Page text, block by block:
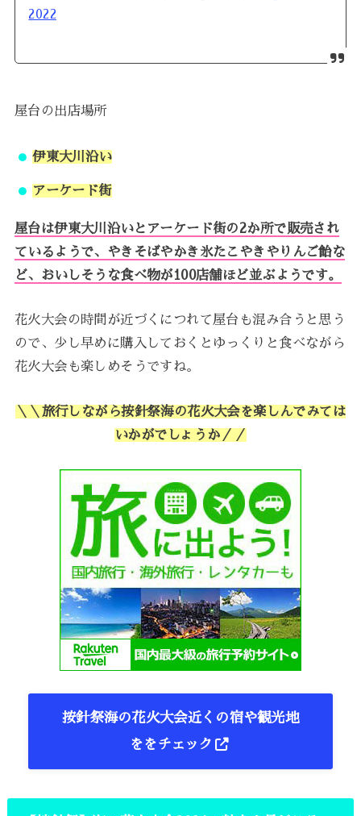
2022
屋台の出店場所
伊東大川沿い
アーケード街
屋台は伊東大川沿いとアーケード街の2か所で販売され
ているようで、やきそばやかき氷たこやきやりんご飴な
ど、おいしそうな食べ物が100店舗ほど並ぶようです。
花火大会の時間が近づくにつれて屋台も混み合うと思う
ので、少し早めに購入しておくとゆっくりと食べながら
花火大会も楽しめそうですね。
＼＼旅行しながら按針祭海の花火大会を楽しんでみては
いかがでしょうか／／
按針祭海の花火大会近くの宿や観光地
ををチェック